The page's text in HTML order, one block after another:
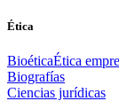
Ética
BioéticaÉtica
Biografías
Ciencias jurídicas